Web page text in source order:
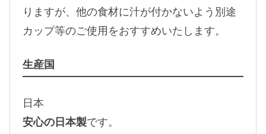
りますが、他の食材に汁が付かないよう別途
カップ等のご使用をおすすめいたします。
生産国
日本
安心の日本製です。